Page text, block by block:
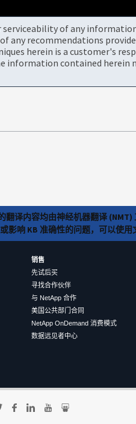
of any
recommendations
herein is a customer's
contained herein
译内容均由神经机器翻译
响 KB 准确性的问题，可以使用
销售
先试后买
寻找合作伙伴
与 NetApp 合作
美国公共部门合同
NetApp OnDemand 消费模式
数据远见者中心